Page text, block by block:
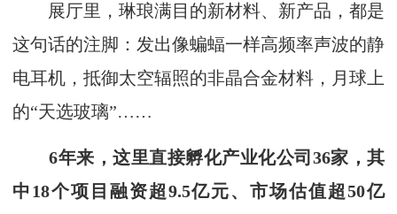
展厅里，琳琅满目的新材料、新产品，都是
这句话的注脚：发出像蝙蝠一样高频率声波的静
电耳机，抵御太空辐照的非晶合金材料，月球上
的“天选玻璃”……
6年来，这里直接孵化产业化公司36家，其
中18个项目融资超9.5亿元、市场估值超50亿